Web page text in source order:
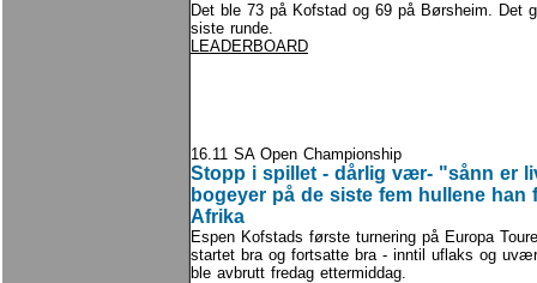
Det ble 73 på Kofstad og 69 på Børsheim. Det
siste runde.
LEADERBOARD
16.11 SA Open Championship
Stopp i spillet - dårlig vær- "sånn er
bogeyer på de siste fem hullene han
Afrika
Espen Kofstads første turnering på Europa
startet bra og fortsatte bra - inntil uflaks og
ble avbrutt fredag ettermiddag.